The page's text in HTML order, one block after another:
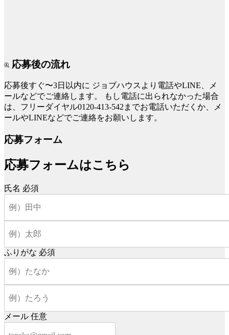
応募後の流れ
応募後すぐ〜3日以内に ジョブハウスより電話やLINE、メ
ールなどでご連絡します。
もし電話に出られなかった場合
は、フリーダイヤル0120-413-542までお電話いただくか、メ
ールやLINEなどでご連絡をお願いします。
応募フォーム
応募フォームはこちら
氏名 必須
ふりがな 必須
メール 任意